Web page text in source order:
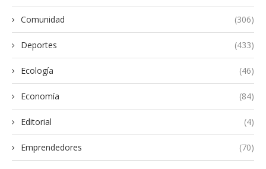
Comunidad (306)
Deportes (433)
Ecología (46)
Economía (84)
Editorial (4)
Emprendedores (70)